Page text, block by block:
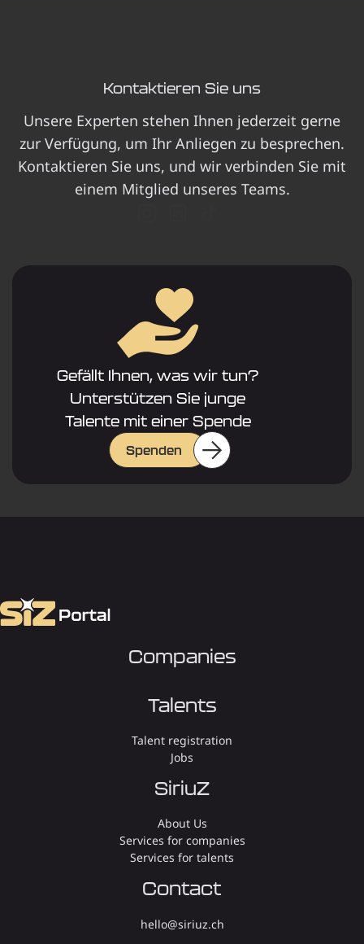
Kontaktieren Sie uns
Unsere Experten stehen Ihnen jederzeit gerne
zur Verfügung, um Ihr Anliegen zu besprechen.
Kontaktieren Sie uns, und wir verbinden Sie mit
einem Mitglied unseres Teams.
Gefällt Ihnen, was wir tun?
Unterstützen Sie junge
Talente mit einer Spende
Spenden
Companies
Talents
Talent registration
Jobs
SiriuZ
About Us
Services for companies
Services for talents
Contact
hello@siriuz.ch